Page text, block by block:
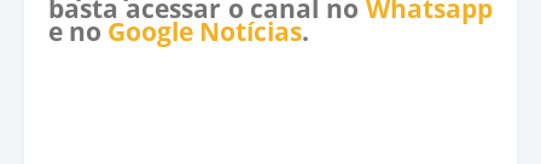
basta acessar o canal no Whatsapp
e no Google Notícias.